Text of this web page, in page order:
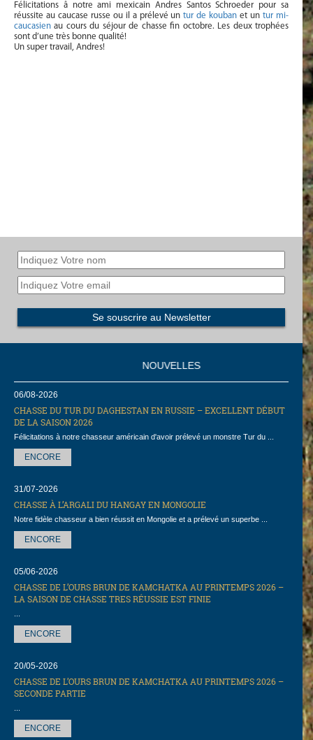
Félicitations â notre ami mexicain Andres Santos Schroeder pour sa
réussite au caucase russe ou il a prélevé untur de kouban et untur mi-
caucasien au cours du séjour de chasse fin octobre. Les deux trophées
sont d’une très bonne qualité!
Un super travail, Andres!
NOUVELLES
06/08-2026
CHASSE DU TUR DU DAGHESTAN EN RUSSIE – EXCELLENT DÉBUT
DE LA SAISON 2026
Félicitations à notre chasseur américain d'avoir prélevé un monstre Tur du ...
ENCORE
31/07-2026
CHASSE À L’ARGALI DU HANGAY EN MONGOLIE
Notre fidèle chasseur a bien réussit en Mongolie et a prélevé un superbe ...
ENCORE
05/06-2026
CHASSE DE L’OURS BRUN DE KAMCHATKA AU PRINTEMPS 2026 –
LA SAISON DE CHASSE TRES RÉUSSIE EST FINIE
ENCORE
20/05-2026
CHASSE DE L’OURS BRUN DE KAMCHATKA AU PRINTEMPS 2026 –
SECONDE PARTIE
ENCORE